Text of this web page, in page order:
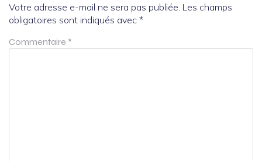
Votre adresse e-mail ne sera pas publiée. Les champs
obligatoires sont indiqués avec *
Commentaire *